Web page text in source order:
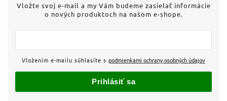
Vložte svoj e-mail a my Vám budeme zasielať informácie
o nových produktoch na našom e-shope.
Vložením e-mailu súhlasíte s podmienkami ochrany osobných údajov
Prihlásiť sa